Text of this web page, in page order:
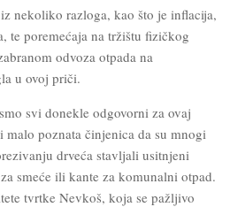
nekoliko razloga, kao što je inflacija,
te poremećaja na tržištu fizičkog
odvoza otpada na
u ovoj priči.
svi donekle odgovorni za ovaj
malo poznata činjenica da su mnogi
drveća stavljali usitnjeni
smeće ili kante za komunalni otpad.
tvrtke Nevkoš, koja se pažljivo